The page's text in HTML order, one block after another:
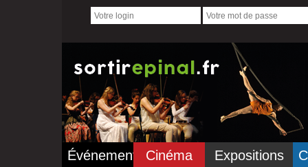
Événements Cinéma Expositions